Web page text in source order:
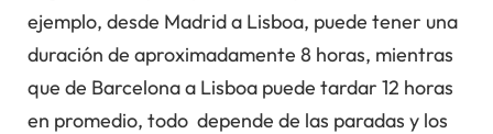
ejemplo, desde Madrid a Lisboa, puede tener una
duración de aproximadamente 8 horas, mientras
que de Barcelona a Lisboa puede tardar 12 horas
en promedio, todo depende de las paradas y los